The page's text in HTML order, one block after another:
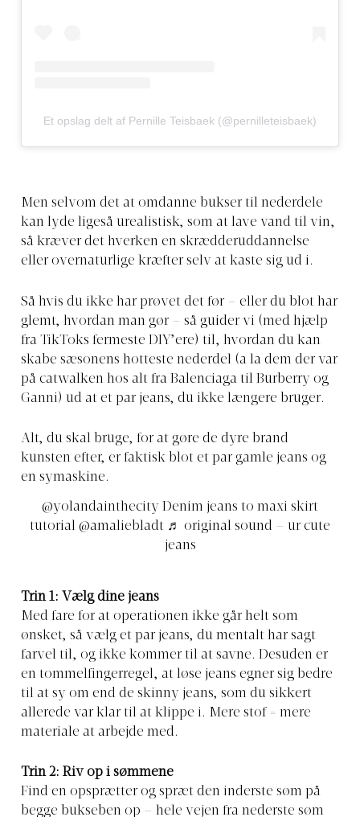
Et opslag delt af Pernille Teisbaek (@pernilleteisbaek)
Men selvom det at omdanne bukser til nederdele
kan lyde ligeså urealistisk, som at lave vand til vin,
så kræver det hverken en skrædderuddannelse
eller overnaturlige kræfter selv at kaste sig ud i.
Så hvis du ikke har prøvet det før – eller du blot har
glemt, hvordan man gør – så guider vi (med hjælp
fra TikToks fermeste DIY’ere) til, hvordan du kan
skabe sæsonens hotteste nederdel (a la dem der var
på catwalken hos alt fra Balenciaga til Burberry og
Ganni) ud at et par jeans, du ikke længere bruger.
Alt, du skal bruge, for at gøre de dyre brand
kunsten efter, er faktisk blot et par gamle jeans og
en symaskine.
@yolandainthecity Denim jeans to maxi skirt
tutorial @amaliebladt ♬ original sound – ur cute
jeans
Trin 1: Vælg dine jeans
Med fare for at operationen ikke går helt som
ønsket, så vælg et par jeans, du mentalt har sagt
farvel til, og ikke kommer til at savne. Desuden er
en tommelfingerregel, at løse jeans egner sig bedre
til at sy om end de skinny jeans, som du sikkert
allerede var klar til at klippe i. Mere stof = mere
materiale at arbejde med.
Trin 2: Riv op i sømmene
Find en opsprætter og spræt den inderste søm på
begge bukseben op – hele vejen fra nederste søm